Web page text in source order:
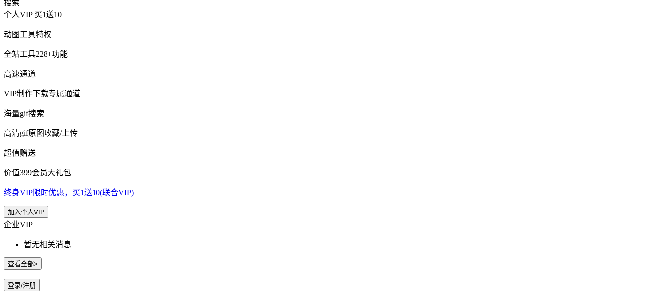
搜索
个人VIP 买1送10
动图工具特权
全站工具228+功能
高速通道
VIP制作下载专属通道
海量gif搜索
高清gif原图收藏/上传
超值赠送
价值399会员大礼包
终身VIP限时优惠，买1送10(联合VIP)
加入个人VIP
企业VIP
暂无相关消息
查看全部>
登录/注册